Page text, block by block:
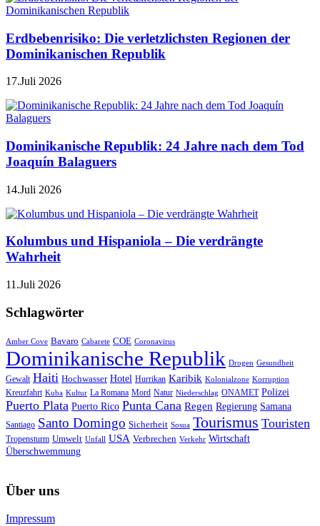
Erdbebenrisiko: Die verletzlichsten Regionen der
Dominikanischen Republik
17.Juli 2026
Dominikanische Republik: 24 Jahre nach dem Tod
Joaquín Balaguers
14.Juli 2026
Kolumbus und Hispaniola – Die verdrängte
Wahrheit
11.Juli 2026
Schlagwörter
Amber Cove Bavaro Cabarete COE Coronavirus
Dominikanische Republik Drogen Gesundheit
Gewalt Haiti Hochwasser Hotel Hurrikan Karibik Kolonialzone Korruption
Kreuzfahrt Kuba Kultur La Romana Mord Natur Niederschlag ONAMET Polizei
Puerto Plata Puerto Rico Punta Cana Regen Regierung Samana
Santiago Santo Domingo Sicherheit Sosua Tourismus Touristen
Tropensturm Umwelt Unfall USA Verbrechen Verkehr Wirtschaft
Überschwemmung
Über uns
Impressum